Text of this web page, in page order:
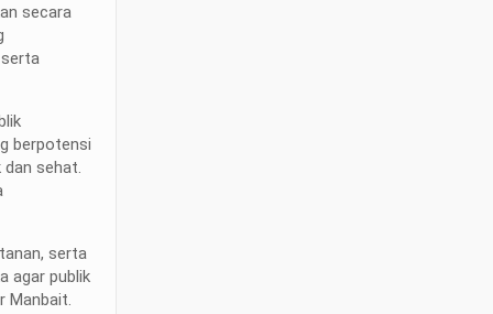
secara
serta
berpotensi
dan sehat.
serta
agar publik
Manbait.